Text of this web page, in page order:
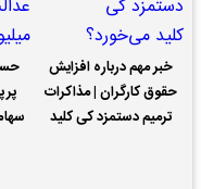
خبر مهم درباره افزایش
حقوق کارگران | مذاکرات
ترمیم دستمزد کی کلید